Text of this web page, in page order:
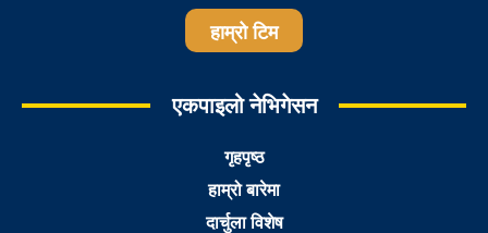
हाम्रो टिम
एकपाइलो नेभिगेसन
गृहपृष्ठ
हाम्रो बारेमा
दार्चुला विशेष